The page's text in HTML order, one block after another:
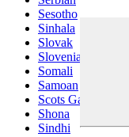
Sesotho
Sinhala
Slovak
Slovenian
Somali
Samoan
Scots Gaelic
Shona
Sindhi